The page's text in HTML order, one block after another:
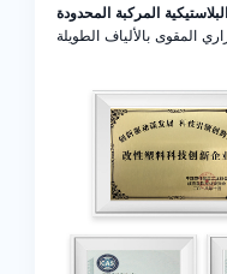
المركبة المحدودة
المقوى بالألياف الطويلة